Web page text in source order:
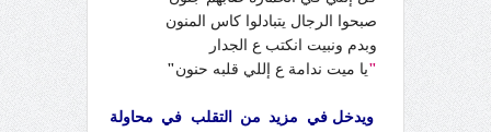
صبحوا الرجال يتبادلوا كاس المنون
وبدم ونبيت انكتب ع الجدار
"يا ميت ندامة ع إللي قلبه حنون"
ويدخل في مزيد من التقلب في محاولة